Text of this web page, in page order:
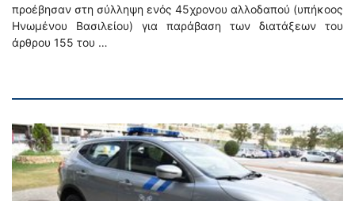
προέβησαν στη σύλληψη ενός 45χρονου αλλοδαπού (υπήκοος
Ηνωμένου Βασιλείου) για παράβαση των διατάξεων του
άρθρου 155 του …